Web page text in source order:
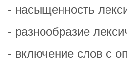
- насыщенность
- разнообразие
- включение слов с